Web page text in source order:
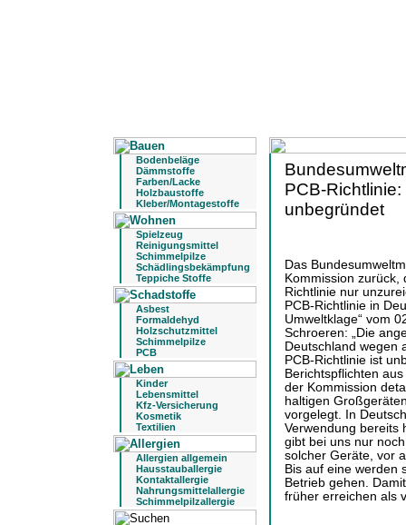
Bodenbeläge
Dämmstoffe
Farben/Lacke
Holzbaustoffe
Kleber/Montagestoffe
Spielzeug
Reinigungsmittel
Schimmelpilze
Schädlingsbekämpfung
Teppiche Stoffe
Asbest
Formaldehyd
Holzschutzmittel
Schimmelpilze
PCB
Kinder
Lebensmittel
Kfz-Versicherung
Kosmetik
Textilien
Allergien allgemein
Hausstauballergie
Kontaktallergie
Nahrungsmittelallergie
Schimmelpilzallergie
PCB-
unbegründet
Das
Kommission zurück,
Richtlinie nur
PCB-Richtlinie in
Umweltklage“ vom
Schroeren: „Die
Deutschland wegen
PCB-Richtlinie ist
Berichtspflichten
der Kommission
haltigen
vorgelegt. In
Verwendung bereits
gibt bei uns nur
solcher Geräte, vor
Bis auf eine werden
Betrieb gehen.
früher erreichen als